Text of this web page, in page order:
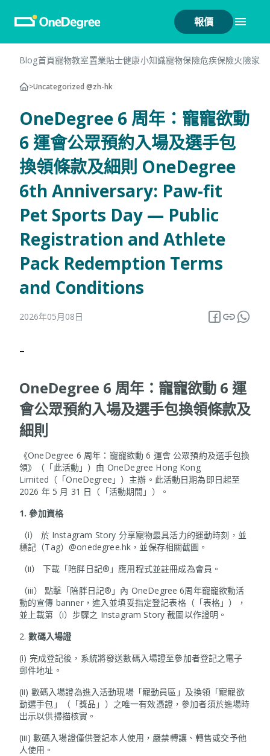
報價
Blog首頁寵物教室置業貼士健康小知識寵物保險危疾保險火險家
>Uncategorized @zh-hk
OneDegree 6 周年：寵寵欲動
6 運會公眾預約入場及選手包
換領條款及細則 OneDegree
6th Anniversary: Paw-fit
Pet Sports Day — Public
Registration and Athlete
Pack Redemption Terms
and Conditions
2026年05月08日
–
OneDegree 6 周年：寵寵欲動 6 運
會公眾預約入場及選手包換領條款及
細則
《OneDegree 6 周年：寵寵欲動 6 運會 公眾預約及選手包換
領》（「此活動」）由 OneDegree Hong Kong
Limited（「OneDegree」）主辦。此活動日期為即日起至
2026 年 5 月 31 日（「活動期間」）。
1.參加資格
（i） 於 Instagram Story 分享寵物最具活力的運動時刻，並
標記（Tag）@onedegree.hk，並保存相關截圖。
（ii） 下載「陪胖日記®」應用程式並註冊成為會員。
（iii） 點擊「陪胖日記®」內 OneDegree 6周年寵寵欲動活
動的宣傳 banner，進入並填妥指定登記表格（「表格」），
並上載第（i）步驟之 Instagram Story 截圖以作證明。
2.數碼入場證
(i) 完成登記後，系統將發送數碼入場證至參加者登記之電子
郵件地址。
(ii) 數碼入場證為進入活動現場「寵動員區」及換領「寵寵欲
動選手包」（「獎品」）之唯一有效憑證，參加者須於進場時
出示以供掃描核實。
(iii) 數碼入場證僅供登記本人使用，嚴禁轉讓、轉售或交予他
人使用。